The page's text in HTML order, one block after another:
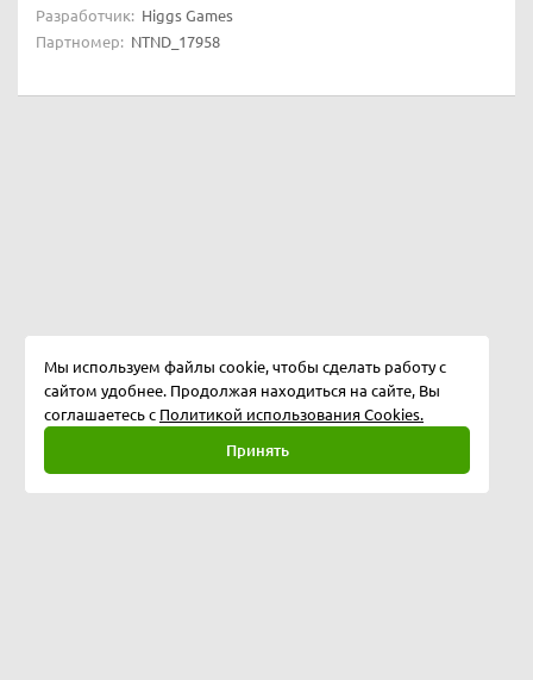
Разработчик: Higgs Games
Партномер: NTND_17958
Мы используем файлы cookie, чтобы сделать работу с
сайтом удобнее. Продолжая находиться на сайте, Вы
соглашаетесь с Политикой использования Cookies.
Принять